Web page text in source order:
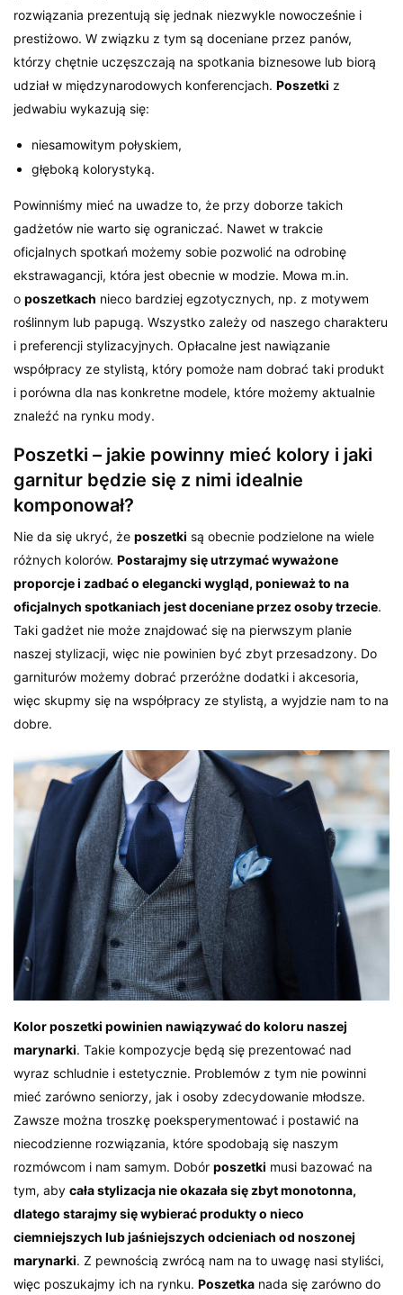
rozwiązania prezentują się jednak niezwykle nowocześnie i
prestiżowo. W związku z tym są doceniane przez panów,
którzy chętnie uczęszczają na spotkania biznesowe lub biorą
udział w międzynarodowych konferencjach.Poszetki z
jedwabiu wykazują się:
niesamowitym połyskiem,
głęboką kolorystyką.
Powinniśmy mieć na uwadze to, że przy doborze takich
gadżetów nie warto się ograniczać. Nawet w trakcie
oficjalnych spotkań możemy sobie pozwolić na odrobinę
ekstrawagancji, która jest obecnie w modzie. Mowa m.in.
oposzetkach nieco bardziej egzotycznych, np. z motywem
roślinnym lub papugą. Wszystko zależy od naszego charakteru
i preferencji stylizacyjnych. Opłacalne jest nawiązanie
współpracy ze stylistą, który pomoże nam dobrać taki produkt
i porówna dla nas konkretne modele, które możemy aktualnie
znaleźć na rynku mody.
Poszetki – jakie powinny mieć kolory i jaki
garnitur będzie się z nimi idealnie
komponował?
Nie da się ukryć, żeposzetki są obecnie podzielone na wiele
różnych kolorów.Postarajmy się utrzymać wyważone
proporcje i zadbać o elegancki wygląd, ponieważ to na
oficjalnych spotkaniach jest doceniane przez osoby trzecie.
Taki gadżet nie może znajdować się na pierwszym planie
naszej stylizacji, więc nie powinien być zbyt przesadzony. Do
garniturów możemy dobrać przeróżne dodatki i akcesoria,
więc skupmy się na współpracy ze stylistą, a wyjdzie nam to na
dobre.
Kolor poszetki powinien nawiązywać do koloru naszej
marynarki. Takie kompozycje będą się prezentować nad
wyraz schludnie i estetycznie. Problemów z tym nie powinni
mieć zarówno seniorzy, jak i osoby zdecydowanie młodsze.
Zawsze można troszkę poeksperymentować i postawić na
niecodzienne rozwiązania, które spodobają się naszym
rozmówcom i nam samym. Dobórposzetki musi bazować na
tym, abycała stylizacja nie okazała się zbyt monotonna,
dlatego starajmy się wybierać produkty o nieco
ciemniejszych lub jaśniejszych odcieniach od noszonej
marynarki. Z pewnością zwrócą nam na to uwagę nasi styliści,
więc poszukajmy ich na rynku.Poszetka nada się zarówno do